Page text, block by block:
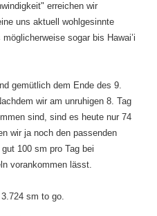
erreichen wir
uns aktuell wohlgesinnte
sogar bis Hawai’i
gemütlich dem Ende des 9.
wir am unruhigen 8. Tag
sind, sind es heute nur 74
wir ja noch den passenden
100 sm pro Tag bei
vorankommen lässt.
sm to go.